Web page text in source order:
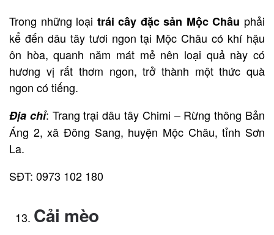
Trong những loại trái cây đặc sản Mộc Châu phải
kể đến dâu tây tươi ngon tại Mộc Châu có khí hậu
ôn hòa, quanh năm mát mẻ nên loại quả này có
hương vị rất thơm ngon, trở thành một thức quà
ngon có tiếng.
Địa chỉ: Trang trại dâu tây Chimi – Rừng thông Bản
Áng 2, xã Đông Sang, huyện Mộc Châu, tỉnh Sơn
La.
SĐT: 0973 102 180
Cải mèo